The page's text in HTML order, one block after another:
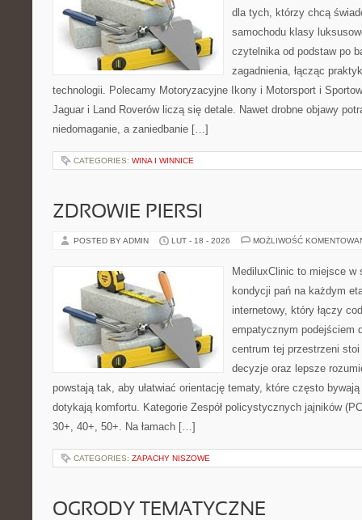
dla tych, którzy chcą
samochodu klasy
czytelnika od podstaw po
zagadnienia, łącząc
technologii. Polecamy Motoryzacyjne Ikony i Motorsport i
Jaguar i Land Roverów liczą się detale. Nawet drobne objawy
niedomaganie, a zaniedbanie […]
CATEGORIES: WINA I WINNICE
ZDROWIE PIERSI
POSTED BY ADMIN LUT - 18 - 2026 MOŻLIWOŚĆ
MediluxClinic to miejsce
kondycji pań na każdym
internetowy, który łączy
empatycznym podejściem
centrum tej przestrzeni
decyzje oraz lepsze
powstają tak, aby ułatwiać orientację tematy, które często
dotykają komfortu. Kategorie Zespół policystycznych jajników
30+, 40+, 50+. Na łamach […]
CATEGORIES: ZAPACHY NISZOWE
OGRODY TEMATYCZNE